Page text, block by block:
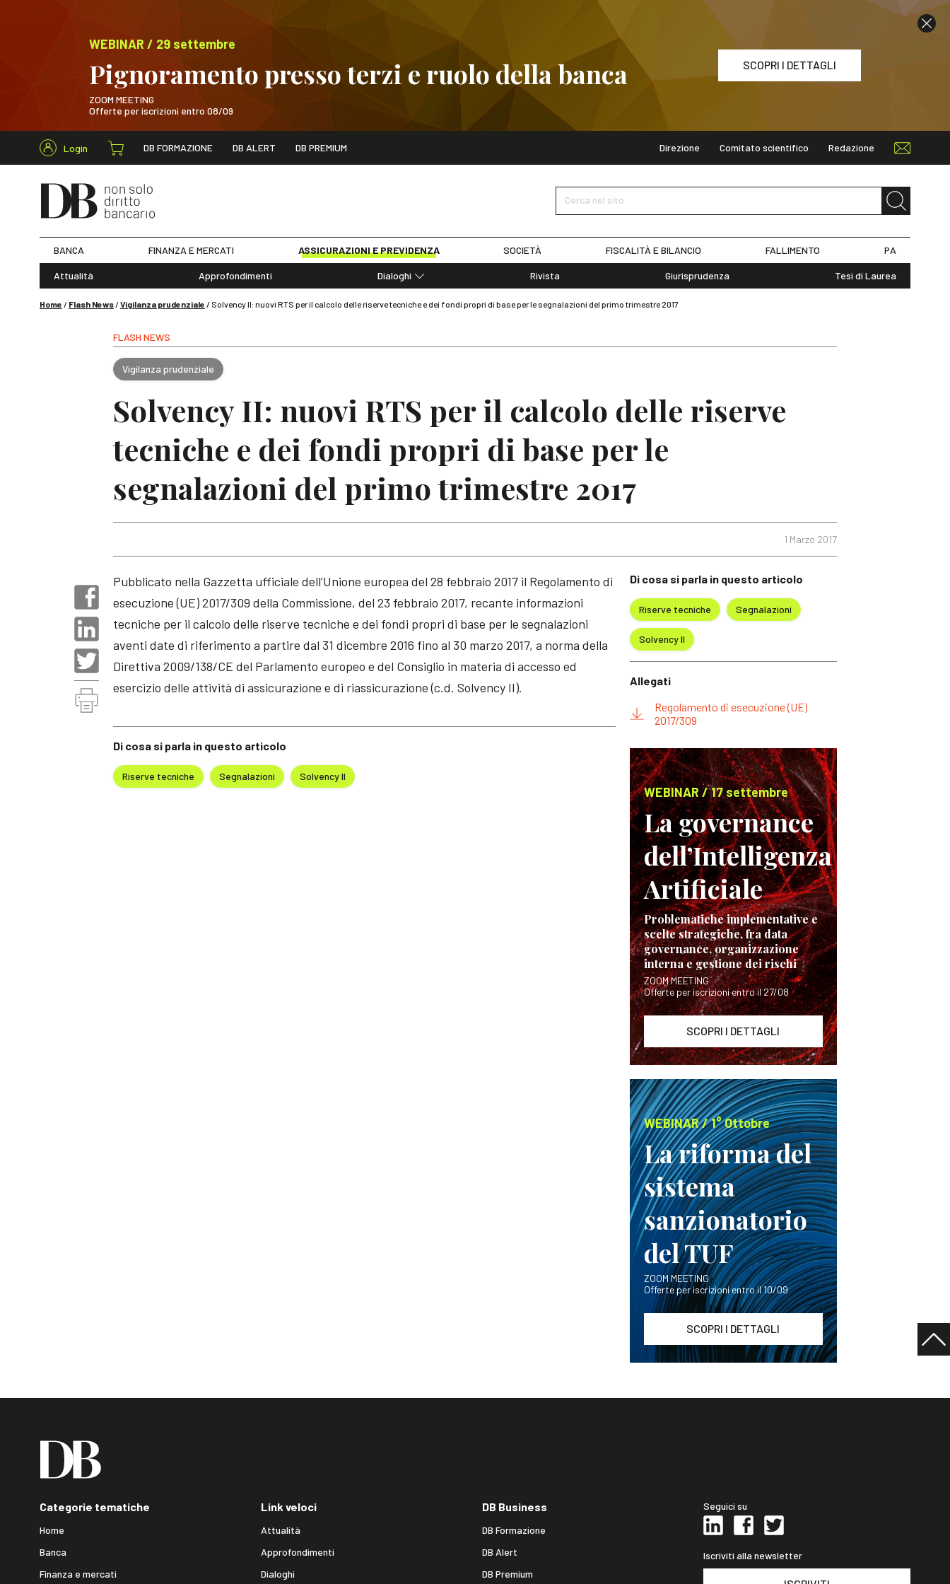
WEBINAR / 29 settembre
Pignoramento presso terzi e ruolo della banca
ZOOM MEETING
Offerte per iscrizioni entro 08/09
SCOPRI I DETTAGLI
WEBINAR / 29 settembre SCOPRI I DETTAGLI
Login DB FORMAZIONE DB ALERT DB PREMIUM Direzione Comitato scientifico Redazione
Cerca nel sito
Cerca nel sito
BANCA FINANZA E MERCATI ASSICURAZIONI E PREVIDENZA SOCIETÀ FISCALITÀ E BILANCIO FALLIMENTO PA
Attualità Approfondimenti
Dialoghi
Rivista Giurisprudenza Tesi di Laurea
Home / Flash News/Vigilanza prudenziale / Solvency II: nuovi RTS per il calcolo delle riserve tecniche e dei fondi propri di base per le segnalazioni del primo trimestre 2017
FLASH NEWS
Vigilanza prudenziale
Solvency II: nuovi RTS per il calcolo delle riserve
tecniche e dei fondi propri di base per le
segnalazioni del primo trimestre 2017
1 Marzo 2017
Di cosa si parla in questo articolo
Riserve tecniche Segnalazioni Solvency II
Pubblicato nella Gazzetta ufficiale dell’Unione europea del 28 febbraio 2017 il Regolamento di
esecuzione (UE) 2017/309 della Commissione, del 23 febbraio 2017, recante informazioni
tecniche per il calcolo delle riserve tecniche e dei fondi propri di base per le segnalazioni
aventi date di riferimento a partire dal 31 dicembre 2016 fino al 30 marzo 2017, a norma della
Direttiva 2009/138/CE del Parlamento europeo e del Consiglio in materia di accesso ed
esercizio delle attività di assicurazione e di riassicurazione (c.d. Solvency II).
Di cosa si parla in questo articolo
Riserve tecniche Segnalazioni
Solvency II
Allegati
Regolamento di esecuzione (UE)
2017/309
WEBINAR / 17 settembre
La governance
dell’Intelligenza
Artificiale
Problematiche implementative e
scelte strategiche, fra data
governance, organizzazione
interna e gestione dei rischi
ZOOM MEETING
Offerte per iscrizioni entro il 27/08
SCOPRI I DETTAGLI
WEBINAR / 1° Ottobre
La riforma del
sistema
sanzionatorio
del TUF
ZOOM MEETING
Offerte per iscrizioni entro il 10/09
SCOPRI I DETTAGLI
Categorie tematiche
Home
Banca
Finanza e mercati
Link veloci
Attualità
Approfondimenti
Dialoghi
DB Business
DB Formazione
DB Alert
DB Premium
Seguici su
Iscriviti alla newsletter